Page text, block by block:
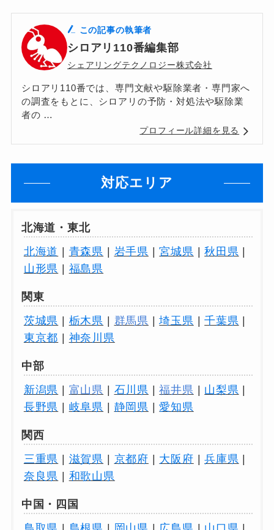
この記事の執筆者
シロアリ110番編集部
シェアリングテクノロジー株式会社
シロアリ110番では、専門文献や駆除業者・専門家へ
の調査をもとに、シロアリの予防・対処法や駆除業
者の …
プロフィール詳細を見る
対応エリア
北海道・東北
北海道
青森県 岩手県 |宮城県 |秋田県
山形県
福島県
関東
茨城県 | 栃木県 | 群馬県 |埼玉県 |千葉県 |
東京都 | 神奈川県
中部
新潟県 | 富山県 | 石川県 |福井県 | 山梨県 |
長野県 | 岐阜県 | 静岡県 |愛知県
関西
三重県 | 滋賀県 | 京都府 | 大阪府 |兵庫県 |
奈良県 | 和歌山県
中国・四国